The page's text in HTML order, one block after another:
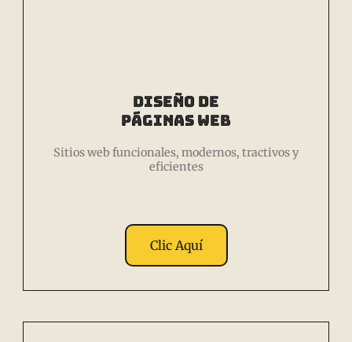
Diseño de
Páginas Web
Sitios web funcionales, modernos, tractivos y
eficientes
Clic Aquí